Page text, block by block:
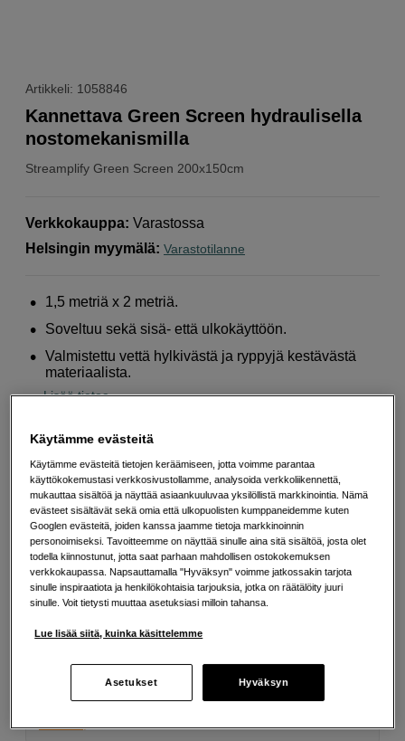
Artikkeli: 1058846
Streamplify Green Screen 200x150cm
Kannettava Green Screen hydraulisella
nostomekanismilla
Verkkokauppa: Varastossa
Helsingin myymälä: Varastotilanne
1,5 metriä x 2 metriä.
Soveltuu sekä sisä- että ulkokäyttöön.
Valmistettu vettä hylkivästä ja ryppyjä kestävästä
materiaalista.
Lisää tietoa
140 EUR
Lisää ostoskoriin
Maksa Svea-erämaksulla
Esimerkki: 36 kk, 5 EUR/kk, yhteensä 185 EUR, todellinen vuosikorko
Avausmaksu 5 EUR, laskutusmaksu 0 EUR/kk lisäksi
saada maksuhäiriömerkinnän. Se voi vaikeuttaa asunnon vuokraamista,
liittymien tekemistä ja uusien lainojen saamista. Apua saat kuntasi talous- ja
Käytämme evästeitä
Käytämme evästeitä tietojen keräämiseen, jotta voimme parantaa
käyttökokemustasi verkkosivustollamme, analysoida verkkoliikennettä,
mukauttaa sisältöä ja näyttää asiaankuuluvaa yksilöllistä markkinointia. Nämä
evästeet sisältävät sekä omia että ulkopuolisten kumppaneidemme kuten
Googlen evästeitä, joiden kanssa jaamme tietoja markkinoinnin
personoimiseksi. Tavoitteemme on näyttää sinulle aina sitä sisältöä, josta olet
todella kiinnostunut, jotta saat parhaan mahdollisen ostokokemuksen
verkkokaupassa. Napsauttamalla "Hyväksyn" voimme jatkossakin tarjota
sinulle inspiraatiota ja henkilökohtaisia tarjouksia, jotka on räätälöity juuri
sinulle. Voit tietysti muuttaa asetuksiasi milloin tahansa.
Lue lisää siitä, kuinka käsittelemme
Asetukset Hyväksyn